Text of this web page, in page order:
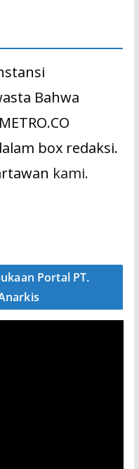
Bahwa
box redaksi.
kami.
Portal PT.